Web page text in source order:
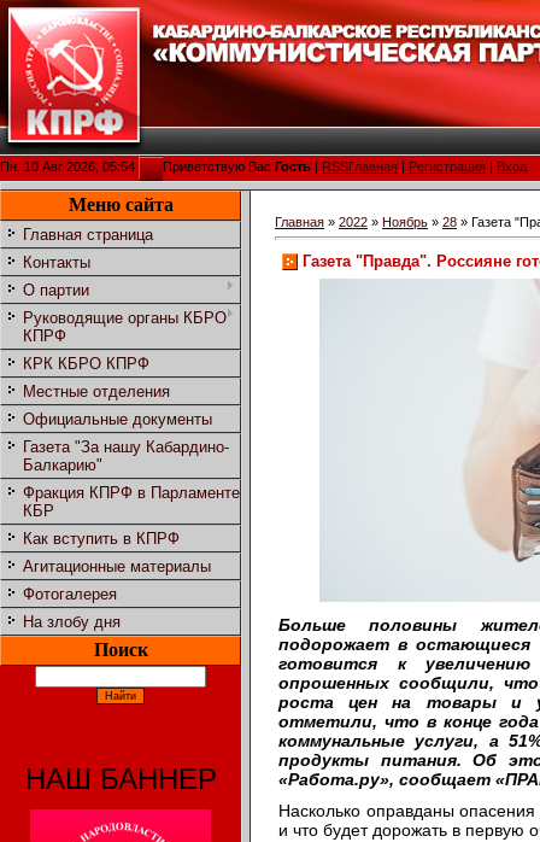
Пн, 10 Авг 2026, 05:54 Приветствую Вас Гость RSSГлавная Регистрация Вход
Меню сайта
Главная страница
Контакты
О партии
Руководящие органы КБРО
КПРФ
КРК КБРО КПРФ
Местные отделения
Официальные документы
Газета "За нашу Кабардино-
Балкарию"
Фракция КПРФ в Парламенте
КБР
Как вступить в КПРФ
Агитационные материалы
Фотогалерея
На злобу дня
Поиск
НАШ БАННЕР
Главная » 2022 » Ноябрь » 28 » Газета
Газета "Правда". Россияне
Больше половины
подорожает в остающиеся
готовится к
опрошенных сообщили,
роста цен на товары и
отметили, что в конце
коммунальные услуги, а
продукты питания. Об
«Рaбoтa.ру», сообщает
Насколько оправданы
и что будет дорожать в первую